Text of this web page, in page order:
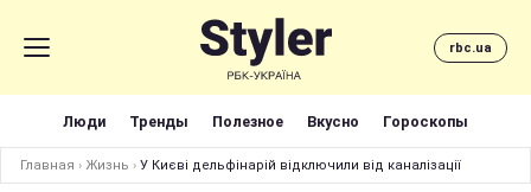
rbc.ua
Люди Тренды Полезное Вкусно Гороскопы
Главная › Жизнь › У Києві дельфінарій відключили від каналізації